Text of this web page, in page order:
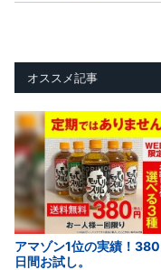
オススメ記事
アマゾン1位の実績！
日間お試し。